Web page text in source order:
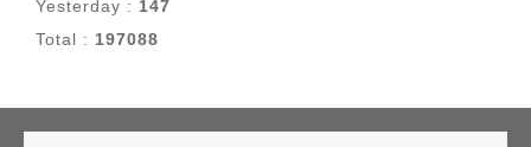
Yesterday : 147
Total : 197088